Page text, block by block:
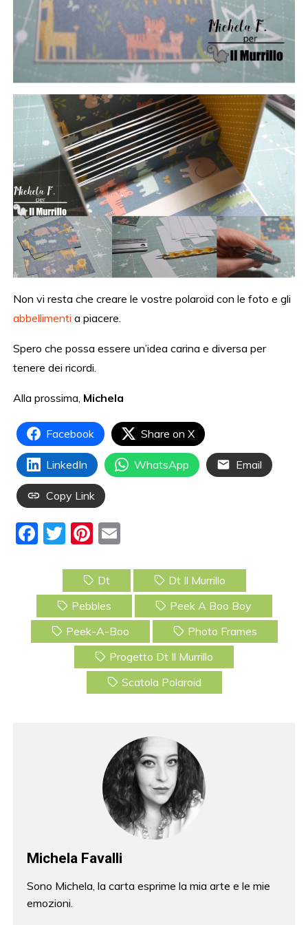
Non vi resta che creare le vostre polaroid con le foto e gli
abbellimenti a piacere.
Spero che possa essere un’idea carina e diversa per
tenere dei ricordi.
Alla prossima, Michela
Facebook Share on X
LinkedIn WhatsApp Email
Copy Link
F
e
b
o
T
itt
er
Pi
er
e
st
ai
l
Dt
Dt Il Murrillo
Pebbles
Peek A Boo Boy
Peek-A-Boo
Photo Frames
Progetto Dt Il Murrillo
Scatola Polaroid
Michela Favalli
Sono Michela, la carta esprime la mia arte e le mie
emozioni.